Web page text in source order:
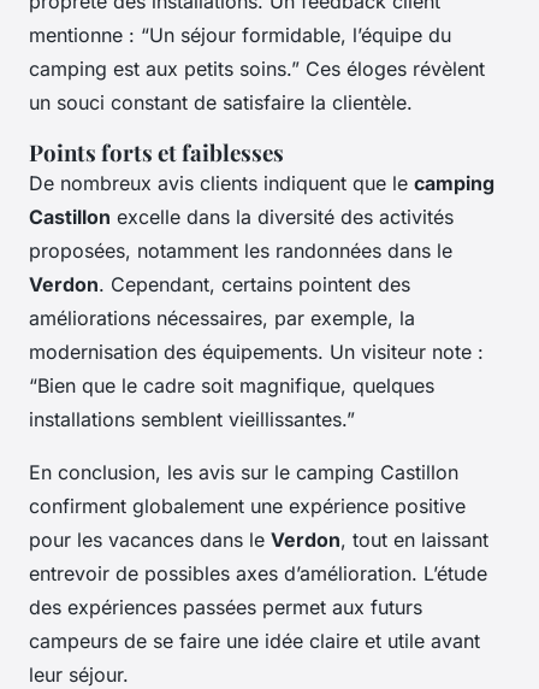
mentionne : “Un séjour formidable, l’équipe du
camping est aux petits soins.” Ces éloges révèlent
un souci constant de satisfaire la clientèle.
Points forts et faiblesses
De nombreux avis clients indiquent que le camping
Castillon excelle dans la diversité des activités
proposées, notamment les randonnées dans le
Verdon. Cependant, certains pointent des
améliorations nécessaires, par exemple, la
modernisation des équipements. Un visiteur note :
“Bien que le cadre soit magnifique, quelques
installations semblent vieillissantes.”
En conclusion, les avis sur le camping Castillon
confirment globalement une expérience positive
pour les vacances dans le Verdon, tout en laissant
entrevoir de possibles axes d’amélioration. L’étude
des expériences passées permet aux futurs
campeurs de se faire une idée claire et utile avant
leur séjour.